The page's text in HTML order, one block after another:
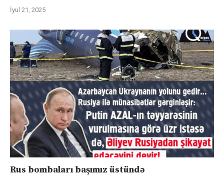
İyul 21, 2025
Rus bombaları başımız üstündə